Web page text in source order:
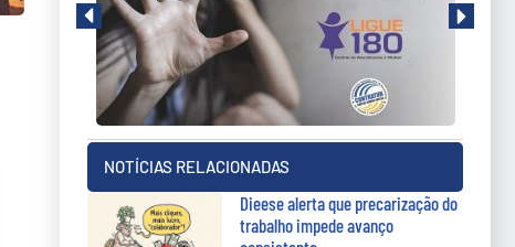
NOTÍCIAS RELACIONADAS
Dieese alerta que precarização do
trabalho impede avanço